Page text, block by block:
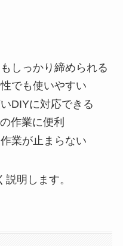
しっかり締められる
でも使いやすい
DIYに対応できる
作業に便利
業が止まらない
明します。